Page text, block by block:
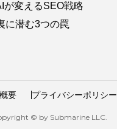
が変えるSEO戦略
に潜む3つの罠
要 プライバシーポリシー
© by Submarine LLC.